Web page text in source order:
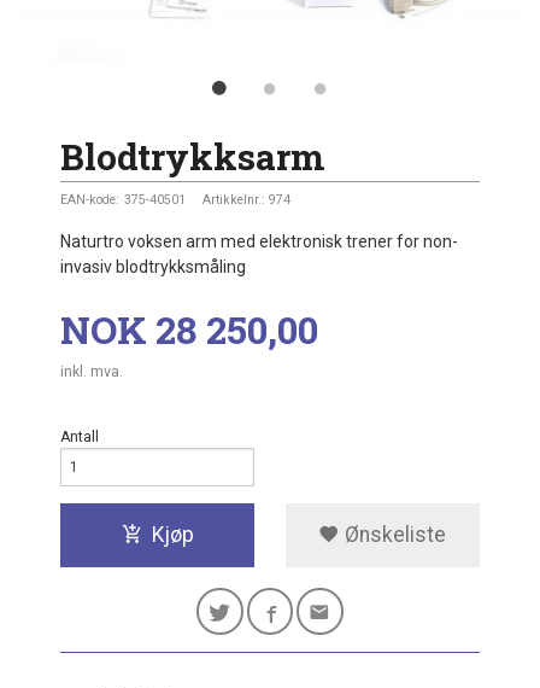
Blodtrykksarm
EAN-kode: 375-40501 Artikkelnr.: 974
Naturtro voksen arm med elektronisk trener for non-
invasiv blodtrykksmåling
Pris
NOK 28 250,00
inkl. mva.
Antall
Kjøp Ønskeliste